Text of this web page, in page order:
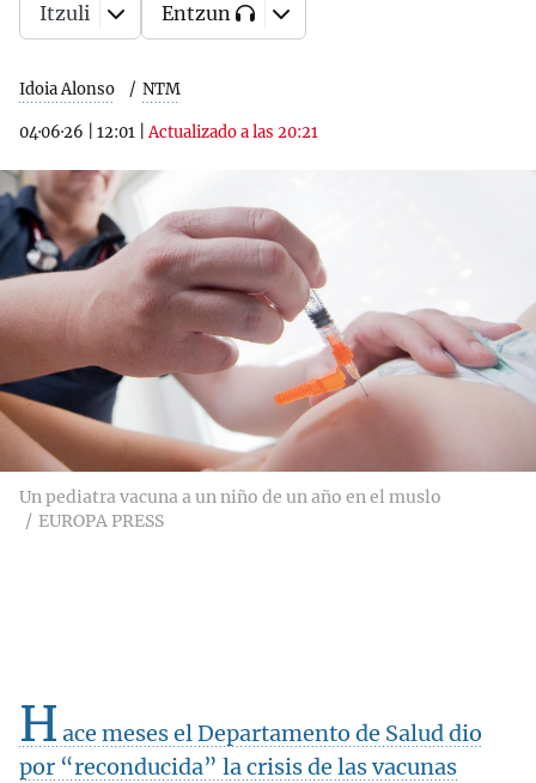
Idoia Alonso NTM
04·06·26 12:01 |Actualizado a las 20:21
Itzuli Entzun
Un pediatra vacuna a un niño de un año en el muslo
EUROPA PRESS
H ace meses el Departamento de Salud dio
por “reconducida” la crisis de las vacunas